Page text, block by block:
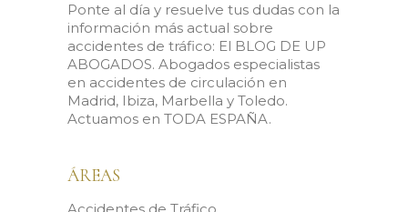
Ponte al día y resuelve tus dudas con la
información más actual sobre
accidentes de tráfico: El BLOG DE UP
ABOGADOS. Abogados especialistas
en accidentes de circulación en
Madrid, Ibiza, Marbella y Toledo.
Actuamos en TODA ESPAÑA.
ÁREAS